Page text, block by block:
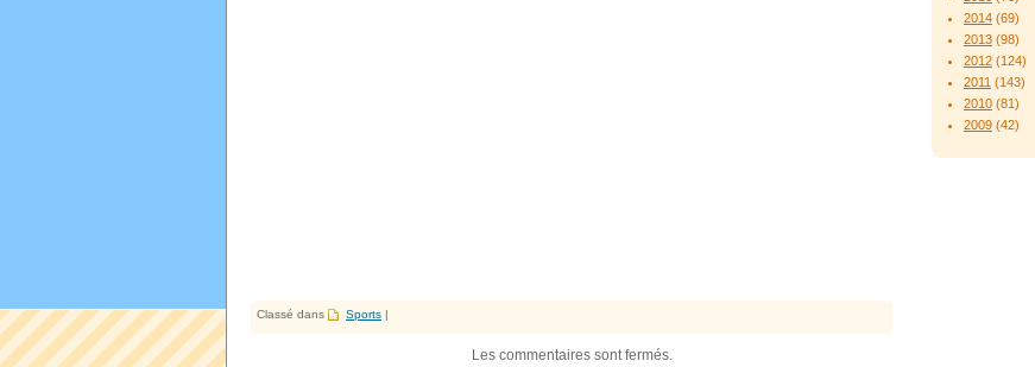
Classé dans Sports |
Les commentaires sont fermés.
2014 (69)
2013 (98)
2012 (124)
2011 (143)
2010 (81)
2009 (42)